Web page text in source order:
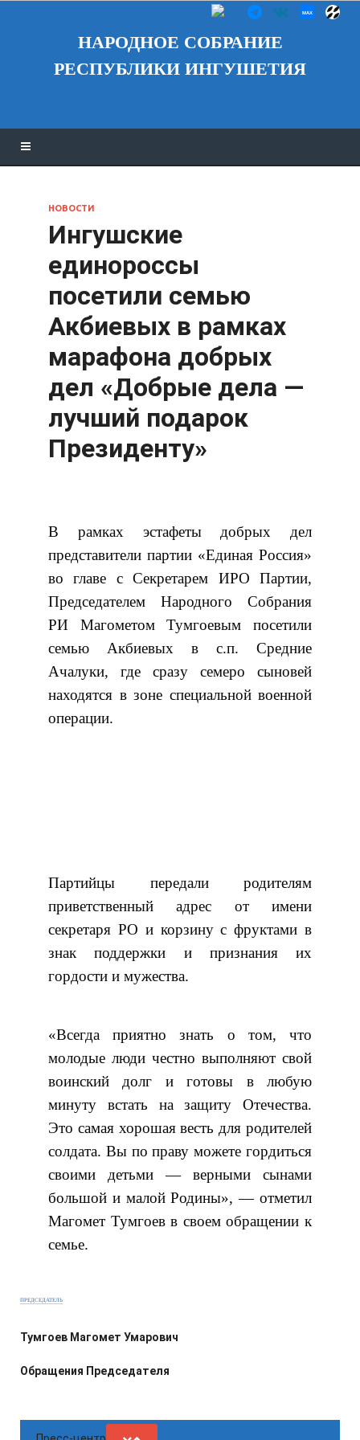
НАРОДНОЕ СОБРАНИЕ
РЕСПУБЛИКИ ИНГУШЕТИЯ
НОВОСТИ
Ингушские
единороссы
посетили семью
Акбиевых в рамках
марафона добрых
дел «Добрые дела —
лучший подарок
Президенту»
В рамках эстафеты добрых дел
представители партии «Единая Россия»
во главе с Секретарем ИРО Партии,
Председателем Народного Собрания
РИ Магометом Тумгоевым посетили
семью Акбиевых в с.п. Средние
Ачалуки, где сразу семеро сыновей
находятся в зоне специальной военной
операции.
Партийцы передали родителям
приветственный адрес от имени
секретаря РО и корзину с фруктами в
знак поддержки и признания их
гордости и мужества.
«Всегда приятно знать о том, что
молодые люди честно выполняют свой
воинский долг и готовы в любую
минуту встать на защиту Отечества.
Это самая хорошая весть для родителей
солдата. Вы по праву можете гордиться
своими детьми — верными сынами
большой и малой Родины», — отметил
Магомет Тумгоев в своем обращении к
семье.
ПРЕДСЕДАТЕЛЬ
Тумгоев Магомет Умарович
Обращения Председателя